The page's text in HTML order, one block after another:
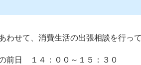
せて、消費生活の出張相談を行って
日 １４：００～１５：３０